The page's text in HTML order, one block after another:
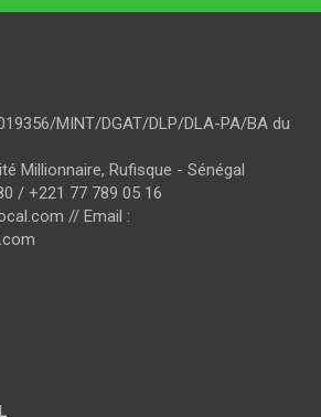
MINT/DGAT/DLP/DLA-PA/BA du
Millionnaire, Rufisque - Sénégal
/ +221 77 789 05 16
// Email :